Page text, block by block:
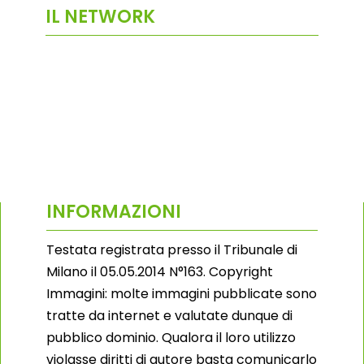
IL NETWORK
INFORMAZIONI
Testata registrata presso il Tribunale di
Milano il 05.05.2014 N°163. Copyright
Immagini: molte immagini pubblicate sono
tratte da internet e valutate dunque di
pubblico dominio. Qualora il loro utilizzo
violasse diritti di autore basta comunicarlo